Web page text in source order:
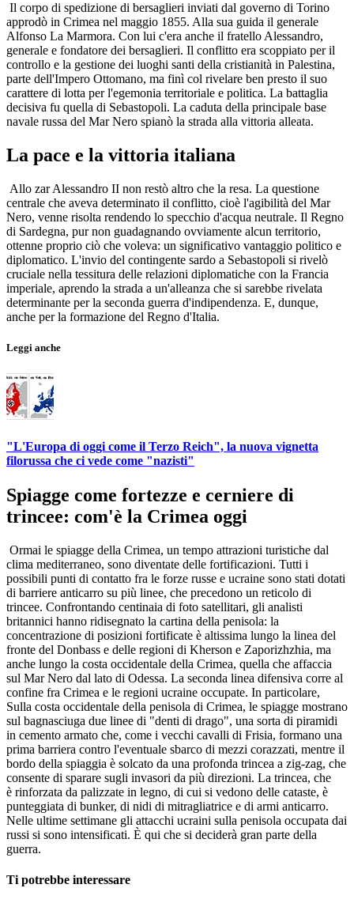
Il corpo di spedizione di bersaglieri inviati dal governo di Torino
approdò in Crimea nel maggio 1855. Alla sua guida il generale
Alfonso La Marmora. Con lui c'era anche il fratello Alessandro,
generale e fondatore dei bersaglieri. Il conflitto era scoppiato per il
controllo e la gestione dei luoghi santi della cristianità in Palestina,
parte dell'Impero Ottomano, ma finì col rivelare ben presto il suo
carattere di lotta per l'egemonia territoriale e politica. La battaglia
decisiva fu quella di Sebastopoli. La caduta della principale base
navale russa del Mar Nero spianò la strada alla vittoria alleata.
La pace e la vittoria italiana
Allo zar Alessandro II non restò altro che la resa. La questione
centrale che aveva determinato il conflitto, cioè l'agibilità del Mar
Nero, venne risolta rendendo lo specchio d'acqua neutrale. Il Regno
di Sardegna, pur non guadagnando ovviamente alcun territorio,
ottenne proprio ciò che voleva: un significativo vantaggio politico e
diplomatico. L'invio del contingente sardo a Sebastopoli si rivelò
cruciale nella tessitura delle relazioni diplomatiche con la Francia
imperiale, aprendo la strada a un'alleanza che si sarebbe rivelata
determinante per la seconda guerra d'indipendenza. E, dunque,
anche per la formazione del Regno d'Italia.
Leggi anche
"L'Europa di oggi come il Terzo Reich", la nuova vignetta
filorussa che ci vede come "nazisti"
Spiagge come fortezze e cerniere di
trincee: com'è la Crimea oggi
Ormai le spiagge della Crimea, un tempo attrazioni turistiche dal
clima mediterraneo, sono diventate delle fortificazioni. Tutti i
possibili punti di contatto fra le forze russe e ucraine sono stati dotati
di barriere anticarro su più linee, che precedono un reticolo di
trincee. Confrontando centinaia di foto satellitari, gli analisti
britannici hanno ridisegnato la cartina della penisola: la
concentrazione di posizioni fortificate è altissima lungo la linea del
fronte del Donbass e delle regioni di Kherson e Zaporizhzhia, ma
anche lungo la costa occidentale della Crimea, quella che affaccia
sul Mar Nero dal lato di Odessa. La seconda linea difensiva corre al
confine fra Crimea e le regioni ucraine occupate. In particolare,
Sulla costa occidentale della penisola di Crimea, le spiagge mostrano
sul bagnasciuga due linee di "denti di drago", una sorta di piramidi
in cemento armato che, come i vecchi cavalli di Frisia, formano una
prima barriera contro l'eventuale sbarco di mezzi corazzati, mentre il
bordo della spiaggia è solcato da una profonda trincea a zig-zag, che
consente di sparare sugli invasori da più direzioni. La trincea, che
è rinforzata da palizzate in legno, di cui si vedono delle cataste, è
punteggiata di bunker, di nidi di mitragliatrice e di armi anticarro.
Nelle ultime settimane gli attacchi ucraini sulla penisola occupata dai
russi si sono intensificati. È qui che si deciderà gran parte della
guerra.
Ti potrebbe interessare